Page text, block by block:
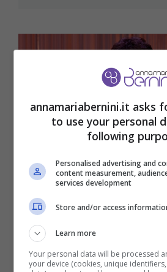
Stefano De Martino ha
non ci sono più dubbi:
conferma
annamariabernini.it asks
to use your personal
following
Personalised advertising and
content measurement,
services development
Store and/or access
Learn more
Your personal data will be processed
your device (cookies, unique